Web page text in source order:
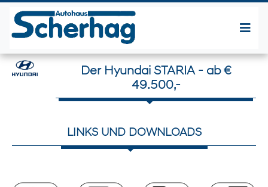
Der Hyundai STARIA - ab €
49.500,-
LINKS UND DOWNLOADS